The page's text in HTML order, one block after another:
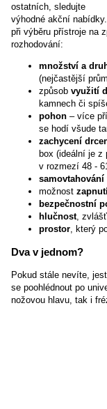
ostatních, sledujte
výhodné akční
při výběru přístroje na
rozhodování:
množství a
(nejčastější
způsob využití
kamnech či
pohon – více
se hodí všude
zachycení
box (ideální je z
v rozmezí 48 -
samovtahování
možnost
bezpečnostní
hlučnost,
prostor , který
Dva v jednom?
Pokud stále nevíte,
se poohlédnout po
nožovou hlavu, tak i